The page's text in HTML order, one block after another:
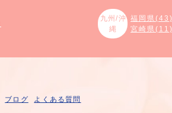
九州/沖
縄
福岡県(43)
宮崎県(11)
ブログ よくある質問